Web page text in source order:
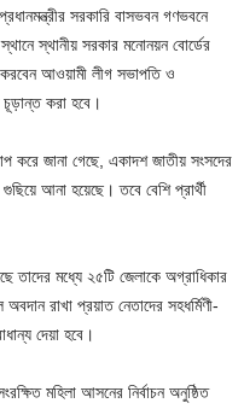
সরকারি বাসভবন গণভবনে
স্থানীয় সরকার মনোনয়ন বোর্ডের
আওয়ামী লীগ সভাপতি ও
চূড়ান্ত করা হবে।
করে জানা গেছে, একাদশ জাতীয় সংসদের
আনা হয়েছে। তবে বেশি প্রার্থী
তাদের মধ্যে ২৫টি জেলাকে অগ্রাধিকার
রাখা প্রয়াত নেতাদের সহধর্মিণী-
দেয়া হবে।
মহিলা আসনের নির্বাচন অনুষ্ঠিত